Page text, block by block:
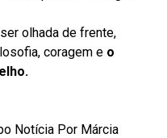
olhada de frente,
coragem e o
Notícia Por Márcia